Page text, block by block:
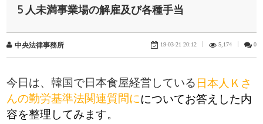
５人未満事業場の解雇及び各種手当
中央法律事務所 19-03-21 20:12 5,174 0
今日は、韓国で日本食屋経営している 日本人Ｋさ
んの勤労基準法関連質問にについてお答えした内
容を整理してみます。